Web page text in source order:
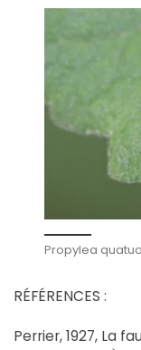
Propylea
RÉFÉRENCES :
Perrier, 1927, La